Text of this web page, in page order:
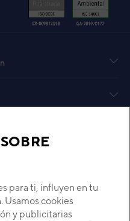
para ti, influyen en tu
Usamos cookies
y publicitarias